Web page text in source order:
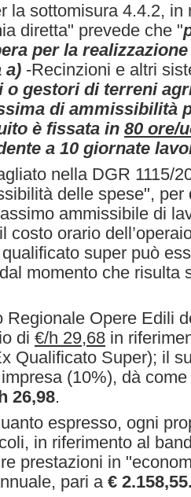
la sottomisura 4.4.2,
diretta" prevede che "
per la
a) -Recinzioni e altri
o gestori di terreni
di ammissibilità
è fissata in 80 ore/
a 10 giornate
nella DGR 1115/
delle spese", per
ammissibile di
costo orario
super può
momento che risulta
Regionale Opere Edili
di €/h 29,68 in
Qualificato Super); il
(10%), dà
26,98.
espresso, ogni
in riferimento al
prestazioni in
pari a €